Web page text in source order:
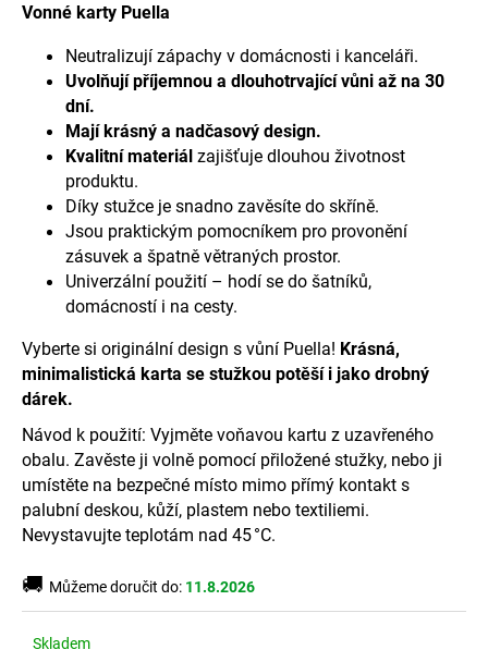
z
hvězdiček.
Vonné karty Puella
Neutralizují zápachy v domácnosti i kanceláři.
Uvolňují příjemnou a dlouhotrvající vůni až na 30
dní.
Mají krásný a nadčasový design.
Kvalitní materiál zajišťuje dlouhou životnost
produktu.
Díky stužce je snadno zavěsíte do skříně.
Jsou praktickým pomocníkem pro provonění
zásuvek a špatně větraných prostor.
Univerzální použití – hodí se do šatníků,
domácností i na cesty.
Vyberte si originální design s vůní Puella! Krásná,
minimalistická karta se stužkou potěší i jako drobný
dárek.
Návod k použití: Vyjměte voňavou kartu z uzavřeného
obalu. Zavěste ji volně pomocí přiložené stužky, nebo ji
umístěte na bezpečné místo mimo přímý kontakt s
palubní deskou, kůží, plastem nebo textiliemi.
Nevystavujte teplotám nad 45 °C.
🚚 Můžeme doručit do: 11.8.2026
Skladem